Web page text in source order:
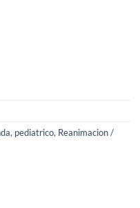
, pediatrico, Reanimacion /